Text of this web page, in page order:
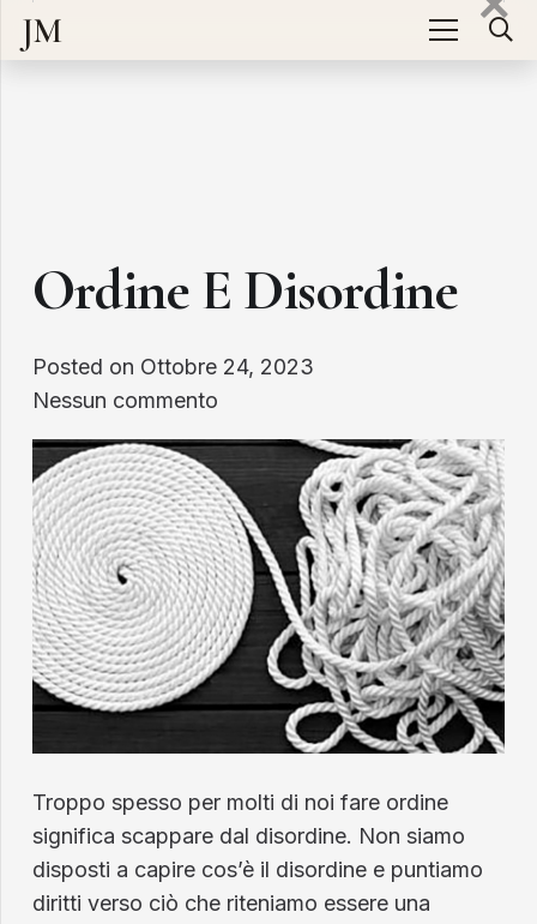
JM
Ordine E Disordine
Posted on Ottobre 24, 2023
Nessun commento
Troppo spesso per molti di noi fare ordine
significa scappare dal disordine. Non siamo
disposti a capire cos’è il disordine e puntiamo
diritti verso ciò che riteniamo essere una